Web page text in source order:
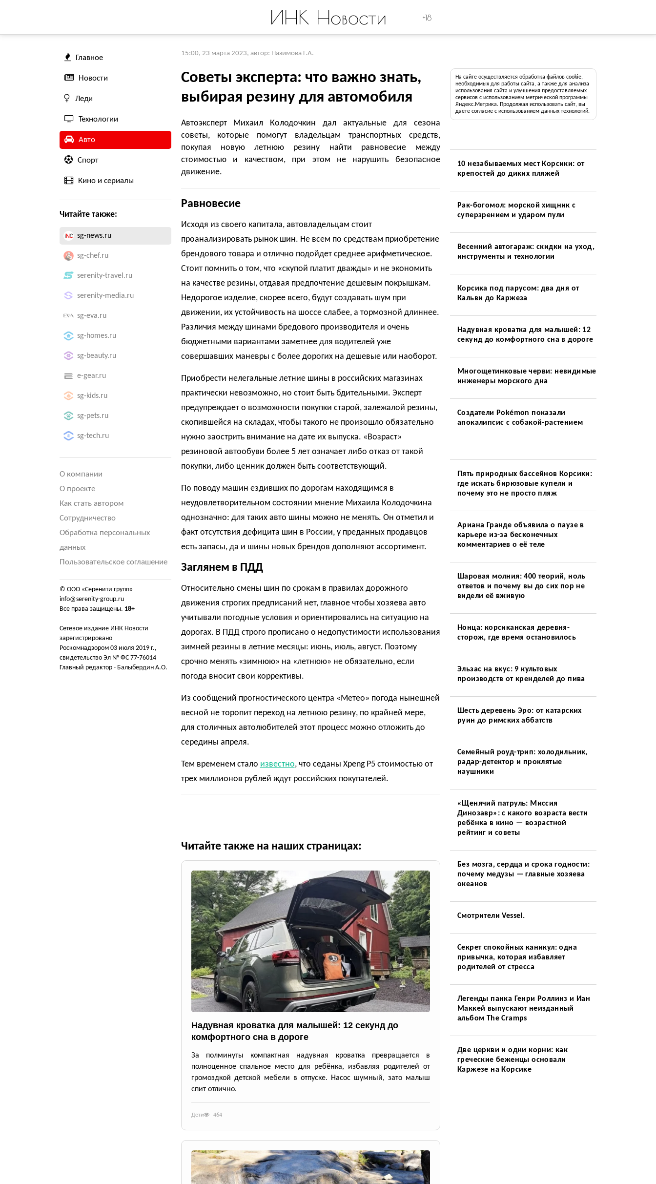
ИНК Новости +18
Главное
Новости
Леди
Технологии
Авто
Спорт
Кино и сериалы
Читайте также:
sg-news.ru
sg-chef.ru
serenity-travel.ru
serenity-media.ru
sg-eva.ru
sg-homes.ru
sg-beauty.ru
e-gear.ru
sg-kids.ru
sg-pets.ru
sg-tech.ru
О компании
О проекте
Как стать автором
Сотрудничество
Обработка персональных
данных
Пользовательское соглашение
© ООО «Серенити групп»
info@serenity-group.ru
Все права защищены. 18+
Сетевое издание ИНК Новости
зарегистрировано
Роскомнадзором 03 июля 2019 г.,
свидетельство Эл № ФС 77-76014
Главный редактор - Балыбердин А.О.
15:00, 23 марта 2023, автор: Назимова Г.А.
Советы эксперта: что важно знать,
выбирая резину для автомобиля
Автоэксперт Михаил Колодочкин дал актуальные для сезона
советы, которые помогут владельцам транспортных средств,
покупая новую летнюю резину найти равновесие между
стоимостью и качеством, при этом не нарушить безопасное
движение.
Равновесие
Исходя из своего капитала, автовладельцам стоит
проанализировать рынок шин. Не всем по средствам приобретение
брендового товара и отлично подойдет среднее арифметическое.
Стоит помнить о том, что «скупой платит дважды» и не экономить
на качестве резины, отдавая предпочтение дешевым покрышкам.
Недорогое изделие, скорее всего, будут создавать шум при
движении, их устойчивость на шоссе слабее, а тормозной длиннее.
Различия между шинами бредового производителя и очень
бюджетными вариантами заметнее для водителей уже
совершавших маневры с более дорогих на дешевые или наоборот.
Приобрести нелегальные летние шины в российских магазинах
практически невозможно, но стоит быть бдительными. Эксперт
предупреждает о возможности покупки старой, залежалой резины,
скопившейся на складах, чтобы такого не произошло обязательно
нужно заострить внимание на дате их выпуска. «Возраст»
резиновой автообуви более 5 лет означает либо отказ от такой
покупки, либо ценник должен быть соответствующий.
По поводу машин ездивших по дорогам находящимся в
неудовлетворительном состоянии мнение Михаила Колодочкина
однозначно: для таких авто шины можно не менять. Он отметил и
факт отсутствия дефицита шин в России, у преданных продавцов
есть запасы, да и шины новых брендов дополняют ассортимент.
Заглянем в ПДД
Относительно смены шин по срокам в правилах дорожного
движения строгих предписаний нет, главное чтобы хозяева авто
учитывали погодные условия и ориентировались на ситуацию на
дорогах. В ПДД строго прописано о недопустимости использования
зимней резины в летние месяцы: июнь, июль, август. Поэтому
срочно менять «зимнюю» на «летнюю» не обязательно, если
погода вносит свои коррективы.
Из сообщений прогностического центра «Метео» погода нынешней
весной не торопит переход на летнюю резину, по крайней мере,
для столичных автолюбителей этот процесс можно отложить до
середины апреля.
Тем временем стало известно, что седаны Xpeng P5 стоимостью от
трех миллионов рублей ждут российских покупателей.
Читайте также на наших страницах:
Надувная кроватка для малышей: 12 секунд до
комфортного сна в дороге
За полминуты компактная надувная кроватка превращается в
полноценное спальное место для ребёнка, избавляя родителей от
громоздкой детской мебели в отпуске. Насос шумный, зато малыш
спит отлично.
Дети 464
На сайте осуществляется обработка файлов cookie,
необходимых для работы сайта, а также для анализа
использования сайта и улучшения предоставляемых
сервисов с использованием метрической программы
Яндекс.Метрика. Продолжая использовать сайт, вы
даете согласие с использованием данных технологий.
10 незабываемых мест Корсики: от
крепостей до диких пляжей
Рак-богомол: морской хищник с
суперзрением и ударом пули
Весенний автогараж: скидки на уход,
инструменты и технологии
Корсика под парусом: два дня от
Кальви до Каржеза
Надувная кроватка для малышей: 12
секунд до комфортного сна в дороге
Многощетинковые черви: невидимые
инженеры морского дна
Создатели Pokémon показали
апокалипсис с собакой-растением
Пять природных бассейнов Корсики:
где искать бирюзовые купели и
почему это не просто пляж
Ариана Гранде объявила о паузе в
карьере из-за бесконечных
комментариев о её теле
Шаровая молния: 400 теорий, ноль
ответов и почему вы до сих пор не
видели её вживую
Нонца: корсиканская деревня-
сторож, где время остановилось
Эльзас на вкус: 9 культовых
производств от кренделей до пива
Шесть деревень Эро: от катарских
руин до римских аббатств
Семейный роуд-трип: холодильник,
радар-детектор и проклятые
наушники
«Щенячий патруль: Миссия
Динозавр»: с какого возраста вести
ребёнка в кино — возрастной
рейтинг и советы
Без мозга, сердца и срока годности:
почему медузы — главные хозяева
океанов
Смотрители Vessel.
Секрет спокойных каникул: одна
привычка, которая избавляет
родителей от стресса
Легенды панка Генри Роллинз и Иан
Маккей выпускают неизданный
альбом The Cramps
Две церкви и одни корни: как
греческие беженцы основали
Каржезе на Корсике